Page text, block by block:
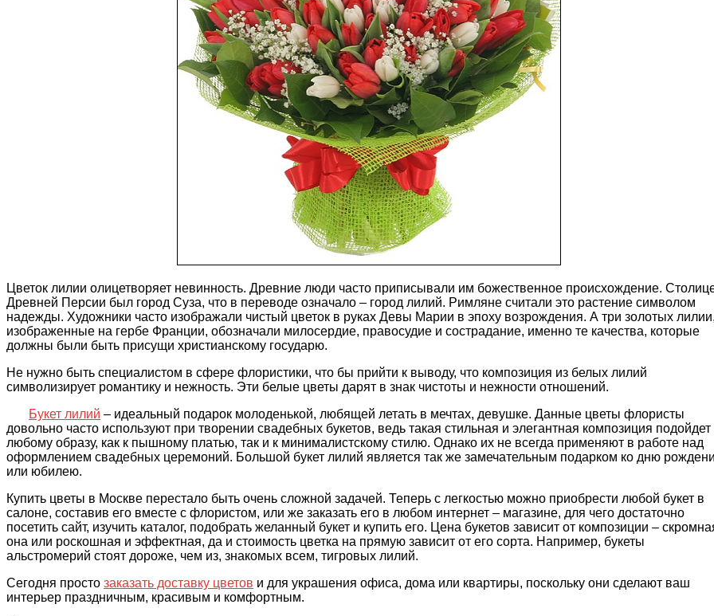
Цветок лилии олицетворяет невинность. Древние люди часто приписывали им божественное происхождение.
Древней Персии был город Суза, что в переводе означало – город лилий. Римляне считали это растение символом
надежды. Художники часто изображали чистый цветок в руках Девы Марии в эпоху возрождения. А три золотых
изображенные на гербе Франции, обозначали милосердие, правосудие и сострадание, именно те качества, которые
должны были быть присущи христианскому государю.
Не нужно быть специалистом в сфере флористики, что бы прийти к выводу, что композиция из белых лилий
символизирует романтику и нежность. Эти белые цветы дарят в знак чистоты и нежности отношений.
Букет лилий – идеальный подарок молоденькой, любящей летать в мечтах, девушке. Данные цветы флористы
довольно часто используют при творении свадебных букетов, ведь такая стильная и элегантная композиция подойдет
любому образу, как к пышному платью, так и к минималистскому стилю. Однако их не всегда применяют в работе над
оформлением свадебных церемоний. Большой букет лилий является так же замечательным подарком ко дню
или юбилею.
Купить цветы в Москве перестало быть очень сложной задачей. Теперь с легкостью можно приобрести любой букет в
салоне, составив его вместе с флористом, или же заказать его в любом интернет – магазине, для чего достаточно
посетить сайт, изучить каталог, подобрать желанный букет и купить его. Цена букетов зависит от композиции –
она или роскошная и эффектная, да и стоимость цветка на прямую зависит от его сорта. Например, букеты
альстромерий стоят дороже, чем из, знакомых всем, тигровых лилий.
Сегодня просто заказать доставку цветов и для украшения офиса, дома или квартиры, поскольку они сделают ваш
интерьер праздничным, красивым и комфортным.